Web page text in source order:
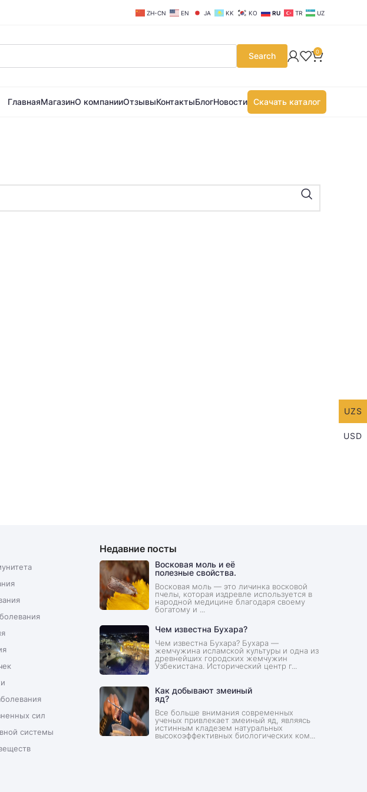
ZH-CN EN JA KK KO RU TR UZ
Search 0
ГлавнаяМагазинО компанииОтзывыКонтактыБлогНовости Скачать каталог
сил
системы
Недавние посты
Восковая моль и её
полезные свойства.
Восковая моль — это личинка восковой
пчелы, которая издревле используется в
народной медицине благодаря своему
богатому и ...
Чем известна Бухара?
Чем известна Бухара? Бухара —
жемчужина исламской культуры и одна из
древнейших городских жемчужин
Узбекистана. Исторический центр г...
Как добывают змеиный
яд?
Все больше внимания современных
ученых привлекает змеиный яд, являясь
истинным кладезем натуральных
высокоэффективных биологических ком...
UZS
USD